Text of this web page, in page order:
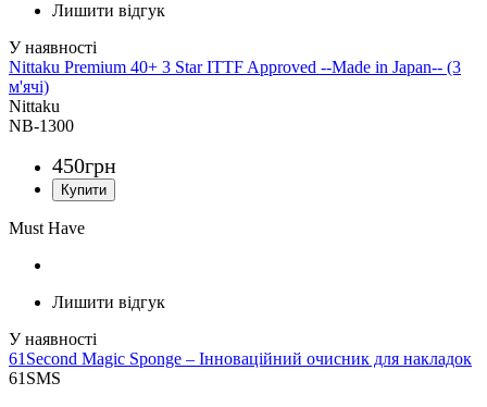
Лишити відгук
Nittaku Premium 40+ 3 Star ITTF Approved --Made in Japan-- (3
м'ячі)
Nittaku
NB-1300
450грн
Must Have
Лишити відгук
61Second Magic Sponge – Інноваційний очисник для накладок
61SMS